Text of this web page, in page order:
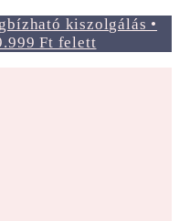
kiszolgálás •
Ft felett